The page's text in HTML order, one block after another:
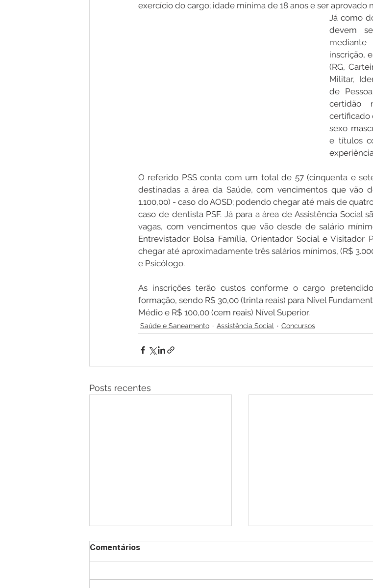
exercício do cargo; idade mínima de 18 anos e ser aprovado
Já como
devem
inscrição,
(RG,
Militar,
de
certidão
certificado
sexo
e títulos
O referido PSS conta com um total de 57 (cinquenta e
destinadas a área da Saúde, com vencimentos que vão
1.100,00) - caso do AOSD; podendo chegar até mais de
caso de dentista PSF. Já para a área de Assistência Social
vagas, com vencimentos que vão desde de salário
Entrevistador Bolsa Família, Orientador Social e Visitador
chegar até aproximadamente três salários mínimos, (R$
e Psicólogo.
As inscrições terão custos conforme o cargo
formação, sendo R$ 30,00 (trinta reais) para Nível
Médio e R$ 100,00 (cem reais) Nível Superior.
Saúde e Saneamento Assistência Social Concursos
Posts recentes
Comentários